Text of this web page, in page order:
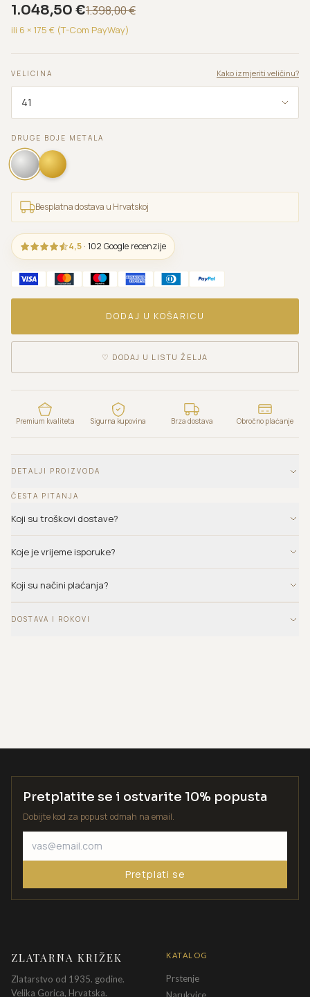
1.048,50 €1.398,00€
ili 6 × 175 € (T-Com PayWay)
VELICINA Kako izmjeriti veličinu?
DRUGE BOJE METALA
Besplatna dostava u Hrvatskoj
4,5 · 102 Google recenzije
DODAJ U KOŠARICU
♡ DODAJ U LISTU ŽELJA
Premium kvaliteta Sigurna kupovina Brza dostava Obročno plaćanje
DETALJI PROIZVODA
ČESTA PITANJA
Koji su troškovi dostave?
Koje je vrijeme isporuke?
Koji su načini plaćanja?
DOSTAVA I ROKOVI
Pretplatite se i ostvarite 10% popusta
Dobijte kod za popust odmah na email.
Pretplati se
ZLATARNA KRIŽEK
Zlatarstvo od 1935. godine.
Velika Gorica, Hrvatska.
KATALOG
Prstenje